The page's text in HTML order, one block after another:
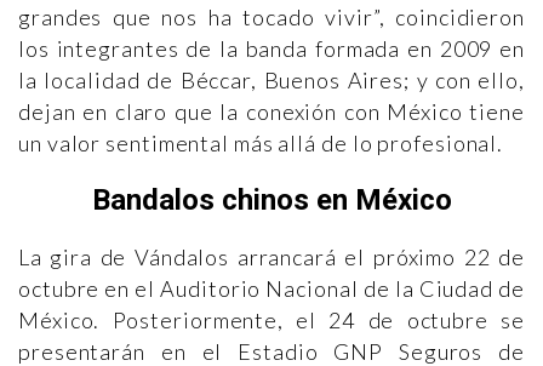
grandes que nos ha tocado vivir”, coincidieron
los integrantes de la banda formada en 2009 en
la localidad de Béccar, Buenos Aires; y con ello,
dejan en claro que la conexión con México tiene
un valor sentimental más allá de lo profesional.
Bandalos chinos en México
La gira de Vándalos arrancará el próximo 22 de
octubre en el Auditorio Nacional de la Ciudad de
México. Posteriormente, el 24 de octubre se
presentarán en el Estadio GNP Seguros de